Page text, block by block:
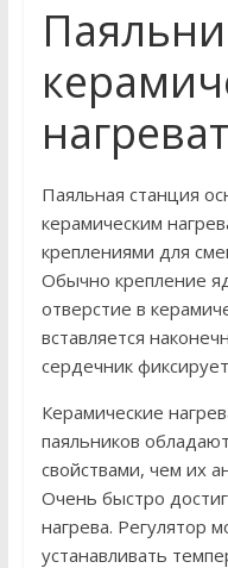
Паяльная станция
керамическим
креплениями для
Обычно крепление
отверстие в
вставляется
сердечник
Керамические
паяльников
свойствами, чем их
Очень быстро
нагрева. Регулятор
устанавливать